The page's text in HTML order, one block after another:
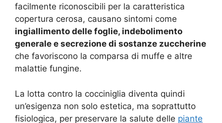
facilmente riconoscibili per la caratteristica
copertura cerosa, causano sintomi come
ingiallimento delle foglie, indebolimento
generale e secrezione di sostanze zuccherine
che favoriscono la comparsa di muffe e altre
malattie fungine.
La lotta contro la cocciniglia diventa quindi
un’esigenza non solo estetica, ma soprattutto
fisiologica, per preservare la salute delle piante